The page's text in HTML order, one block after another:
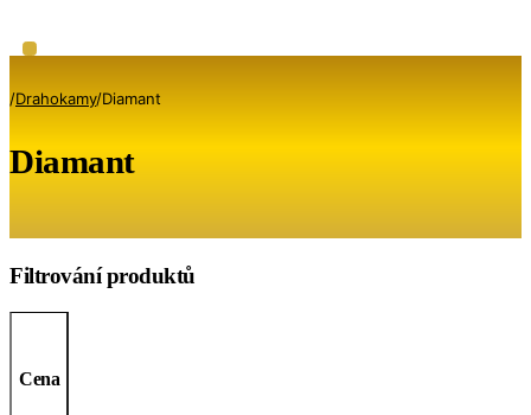
/Drahokamy/Diamant
Diamant
Filtrování produktů
Cena